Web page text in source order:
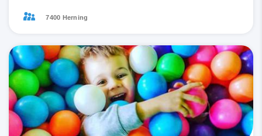
7400 Herning